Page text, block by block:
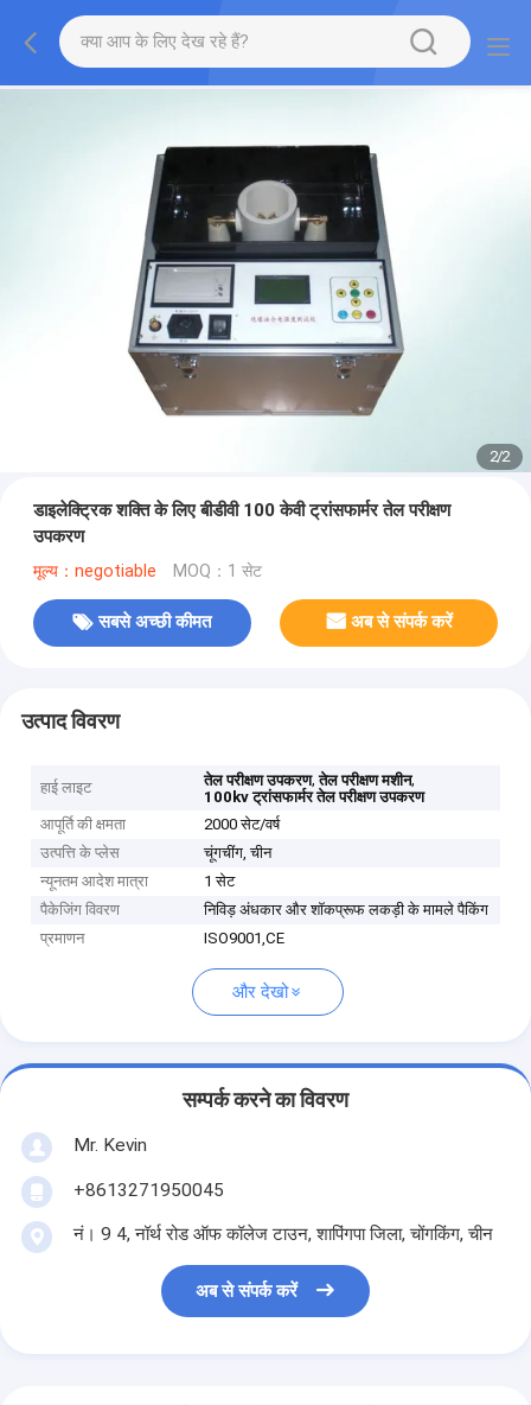
2/2
डाइलेक्ट्रिक शक्ति के लिए बीडीवी 100 केवी ट्रांसफार्मर तेल परीक्षण
उपकरण
मूल्य：negotiable MOQ：1 सेट
सबसे अच्छी कीमत अब से संपर्क करें
उत्पाद विवरण
हाई लाइट तेल परीक्षण उपकरण,तेल परीक्षण मशीन,
100kv ट्रांसफार्मर तेल परीक्षण उपकरण
आपूर्ति की क्षमता
2000 सेट/वर्ष
उत्पत्ति के प्लेस
चूंगचींग, चीन
न्यूनतम आदेश मात्रा
1 सेट
पैकेजिंग विवरण
निविड़ अंधकार और शॉकप्रूफ लकड़ी के मामले पैकिंग
प्रमाणन
ISO9001,CE
और देखो
सम्पर्क करने का विवरण
Mr. Kevin
+8613271950045
नं। 9 4, नॉर्थ रोड ऑफ कॉलेज टाउन, शापिंगपा जिला, चोंगकिंग, चीन
अब से संपर्क करें